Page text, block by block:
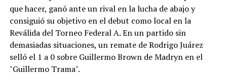
séptimo.
Poco después los comisarios deportivos abrieron una
investigación por un posible arranque en falso de
Ciarrocchi y finalmente le aplicaron una penalización de
pase y siga por boxes.
que hacer, ganó ante un rival en la lucha de abajo y
consiguió su objetivo en el debut como local en la
Reválida del Torneo Federal A. En un partido sin
demasiadas situaciones, un remate de Rodrigo Juárez
selló el 1 a 0 sobre Guillermo Brown de Madryn en el
"Guillermo Trama".